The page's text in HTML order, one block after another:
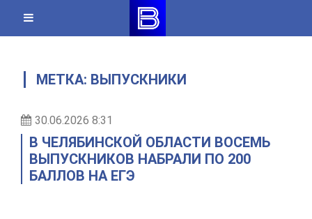
content
МЕТКА: ВЫПУСКНИКИ
30.06.2026 8:31
В ЧЕЛЯБИНСКОЙ ОБЛАСТИ ВОСЕМЬ
ВЫПУСКНИКОВ НАБРАЛИ ПО 200
БАЛЛОВ НА ЕГЭ